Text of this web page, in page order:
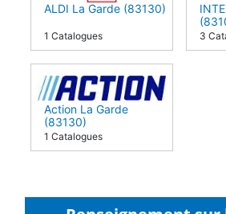
ALDI La Garde (83130)
1 Catalogues 3
Action La Garde
(83130)
1 Catalogues